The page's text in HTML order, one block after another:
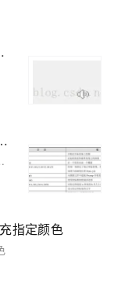
自动缩小）
窗口绘图类（基础篇—17）
绘图类（基础篇—17）
指定颜色